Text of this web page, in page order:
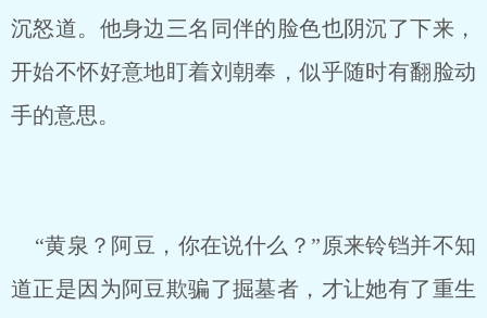
沉怒道。他身边三名同伴的脸色也阴沉了下来，
开始不怀好意地盯着刘朝奉，似乎随时有翻脸动
手的意思。
“黄泉？阿豆，你在说什么？”原来铃铛并不知
道正是因为阿豆欺骗了掘墓者，才让她有了重生